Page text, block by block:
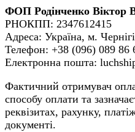
ФОП Родінченко Віктор
РНОКПП: 2347612415
Адреса: Україна, м.
Телефон: +38 (096) 089 86
Електронна пошта:
Фактичний отримувач
способу оплати та
реквізитах, рахунку,
документі.